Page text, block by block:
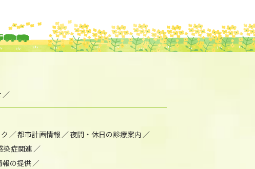
都市計画情報
夜間・休日の診療案内
染症関連
報の提供